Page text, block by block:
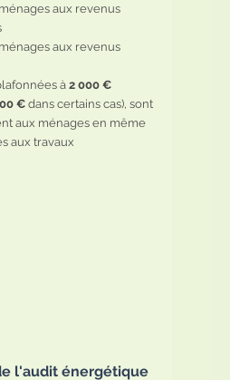
aux revenus
aux revenus
à 2 000 €
€ dans certains cas), sont
aux ménages en même
aux travaux
l'audit énergétique